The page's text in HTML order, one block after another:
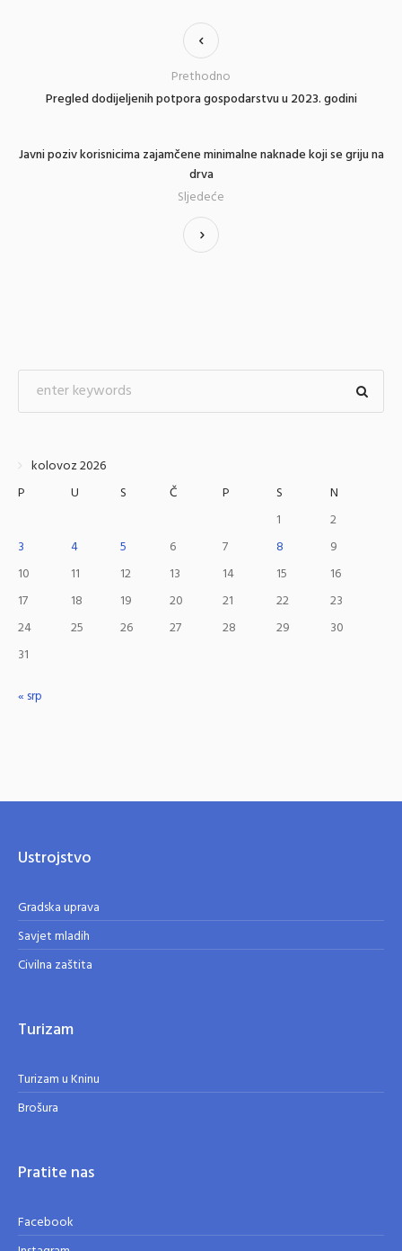
Pregled dodijeljenih potpora gospodarstvu u 2023. godini
Prethodno
Javni poziv korisnicima zajamčene minimalne naknade koji se griju na
drva
Sljedeće
kolovoz 2026
P
U S Č P S
N
1
2
3
4 5 6 7 8
9
10
11 12 13 14 15
16
17
18 19 20 21 22
23
24
25 26 27 28 29
30
31
« srp
Ustrojstvo
Gradska uprava
Savjet mladih
Civilna zaštita
Turizam
Turizam u Kninu
Brošura
Pratite nas
Facebook